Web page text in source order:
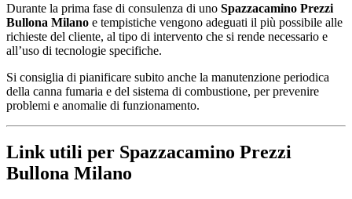
Durante la prima fase di consulenza di uno Spazzacamino Prezzi
Bullona Milano e tempistiche vengono adeguati il più possibile alle
richieste del cliente, al tipo di intervento che si rende necessario e
all’uso di tecnologie specifiche.
Si consiglia di pianificare subito anche la manutenzione periodica
della canna fumaria e del sistema di combustione, per prevenire
problemi e anomalie di funzionamento.
Link utili per Spazzacamino Prezzi
Bullona Milano